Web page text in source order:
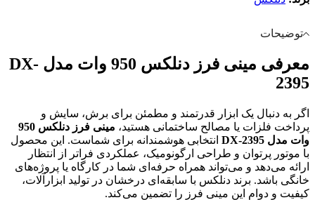
توضیحات
معرفی مینی فرز دنلکس 950 وات مدل DX-
2395
اگر به دنبال یک ابزار قدرتمند و مطمئن برای برش، سایش و
پرداخت فلزات یا مصالح ساختمانی هستید،
مینی فرز دنلکس 950
وات مدل DX-2395
انتخابی هوشمندانه برای شماست. این محصول
با موتور پرتوان و طراحی ارگونومیک، عملکردی فراتر از انتظار
ارائه می‌دهد و می‌تواند همراه حرفه‌ای شما در کارگاه یا پروژه‌های
خانگی باشد. برند دنلکس با سابقه‌ای درخشان در تولید ابزارآلات،
کیفیت و دوام این مینی فرز را تضمین می‌کند.